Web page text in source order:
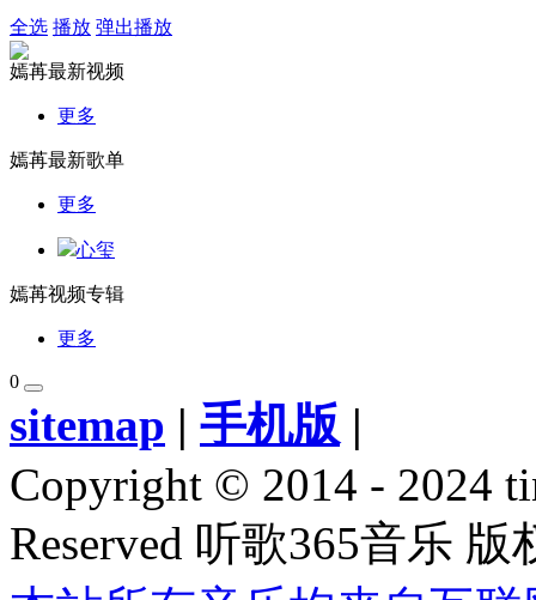
全选 播放 弹出播放
嫣苒最新视频
更多
嫣苒最新歌单
更多
心玺
嫣苒视频专辑
更多
0
sitemap | 手机版 |
Copyright © 2014 - 2024
Reserved 听歌365音乐 版